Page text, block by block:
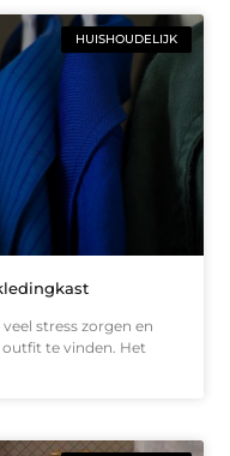
HUISHOUDELIJK
stress zorgen en
outfit te vinden. Het